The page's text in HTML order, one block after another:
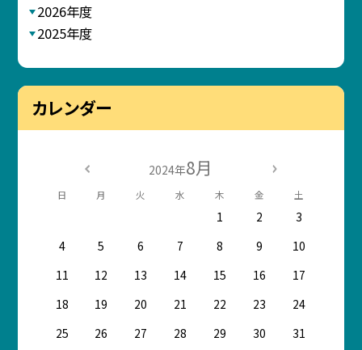
2026年度
2025年度
カレンダー
2024年8月
日 月 火 水 木 金 土
1 2
3
4
5 6 7 8 9
10
11
12 13 14 15 16
17
18
19 20 21 22 23
24
25
26 27 28 29 30 31